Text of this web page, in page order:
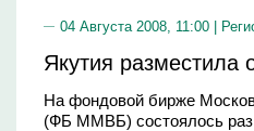
04 Августа 2008, 11:00 |
Якутия разместила
На фондовой бирже
(ФБ ММВБ) состоялось